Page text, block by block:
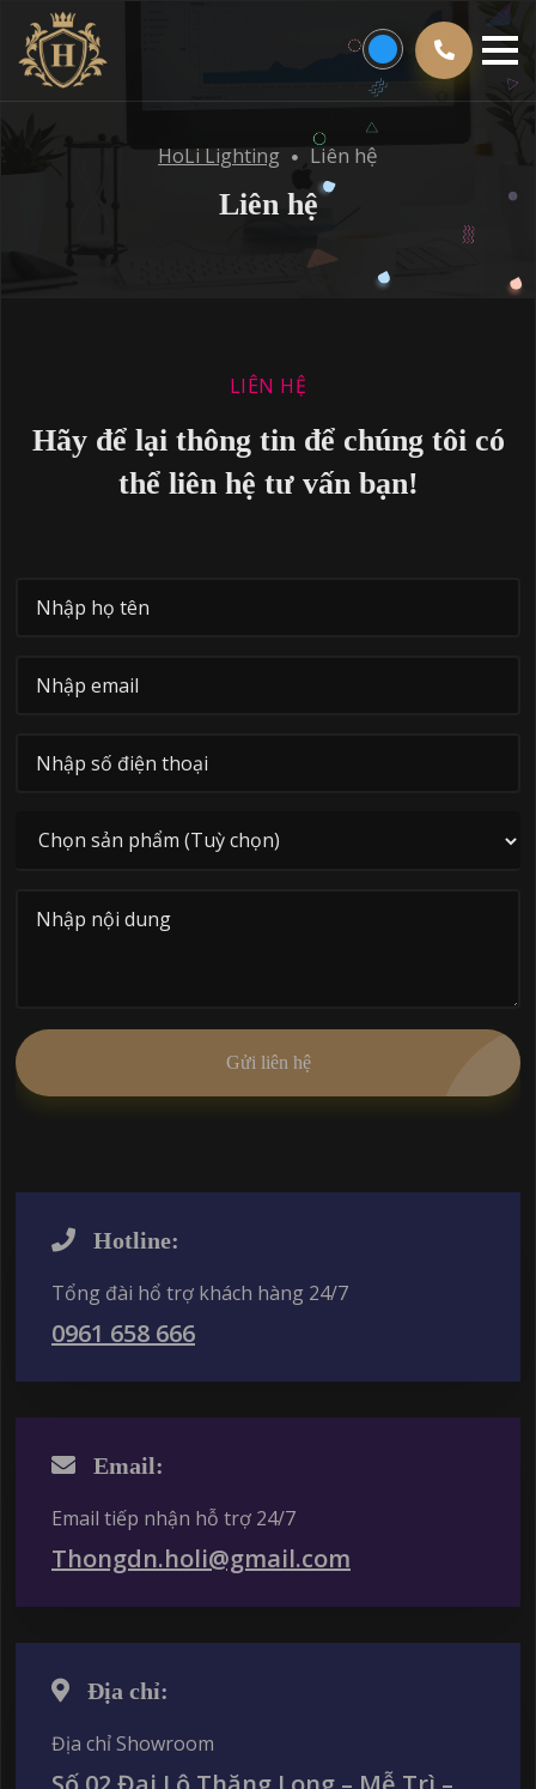
HoLi Lighting Liên hệ
Liên hệ
LIÊN HỆ
Hãy để lại thông tin để chúng tôi có
thể liên hệ tư vấn bạn!
Gửi liên hệ
Hotline:
Tổng đài hổ trợ khách hàng 24/7
0961 658 666
Email:
Email tiếp nhận hỗ trợ 24/7
Thongdn.holi@gmail.com
Địa chỉ:
Địa chỉ Showroom